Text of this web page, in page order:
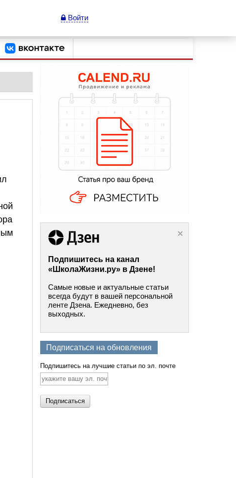
Войти
Подпишитесь на канал
«ШколаЖизни.ру» в Дзене!
Самые новые и актуальные статьи
всегда будут в вашей персональной
ленте Дзена. Ежедневно, без
выходных.
Подписаться на обновления
Подпишитесь на лучшие статьи по эл. почте